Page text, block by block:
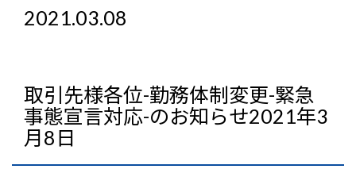
2021.03.08
取引先様各位-勤務体制変更-緊急
事態宣言対応-のお知らせ2021年3
月8日